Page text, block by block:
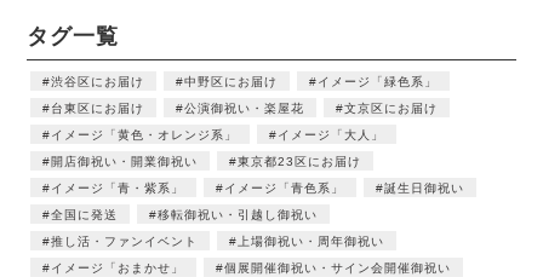
タグ一覧
渋谷区にお届け 中野区にお届け
イメージ「緑色系」
台東区にお届け
公演御祝い・楽屋花
文京区にお届け
イメージ「黄色・オレンジ系」
イメージ「大人」
開店御祝い・開業御祝い
東京都23区にお届け
イメージ「青・紫系」
イメージ「青色系」
誕生日御祝い
全国に発送
移転御祝い・引越し御祝い
推し活・ファンイベント
上場御祝い・周年御祝い
イメージ「おまかせ」
個展開催御祝い・サイン会開催御祝い